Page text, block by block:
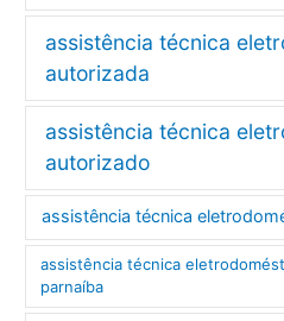
assistência técnica
autorizada
assistência técnica
autorizado
assistência técnica
assistência técnica
parnaíba